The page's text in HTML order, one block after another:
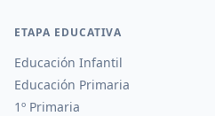
ETAPA EDUCATIVA
Educación Infantil
Educación Primaria
1º Primaria